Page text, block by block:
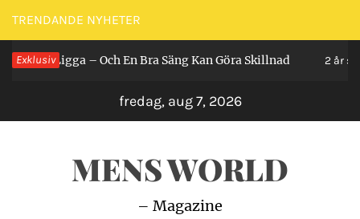
Hoppa
till
innehåll
TRENDANDE NYHETER
Exklusiv
Ligga – Och En Bra Säng Kan Göra Skillnad 2 år sedan
fredag, aug 7, 2026
MENS WORLD
– Magazine